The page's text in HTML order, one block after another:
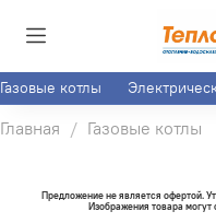
Газовые котлы
Главная Газовые котлы
Предложение не является офертой.
Изображения товара могут